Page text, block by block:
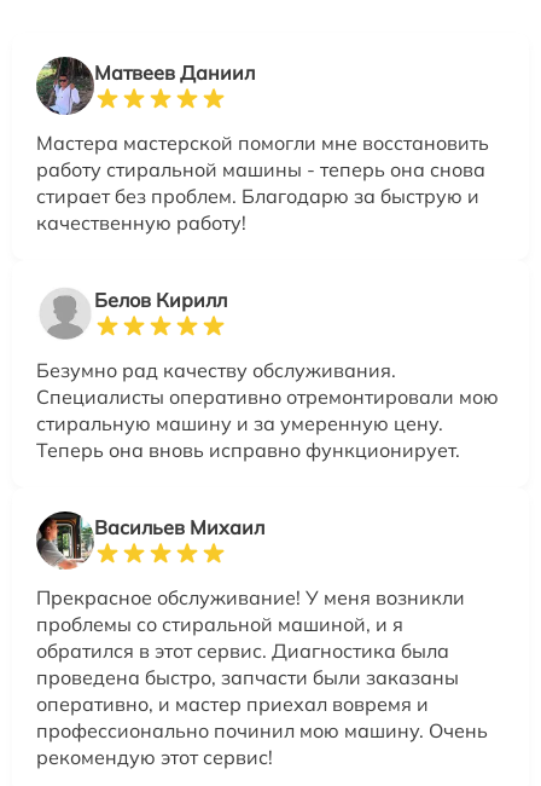
Матвеев Даниил
Мастера мастерской помогли мне восстановить
работу стиральной машины - теперь она снова
стирает без проблем. Благодарю за быструю и
качественную работу!
Белов Кирилл
Безумно рад качеству обслуживания.
Специалисты оперативно отремонтировали мою
стиральную машину и за умеренную цену.
Теперь она вновь исправно функционирует.
Васильев Михаил
Прекрасное обслуживание! У меня возникли
проблемы со стиральной машиной, и я
обратился в этот сервис. Диагностика была
проведена быстро, запчасти были заказаны
оперативно, и мастер приехал вовремя и
профессионально починил мою машину. Очень
рекомендую этот сервис!